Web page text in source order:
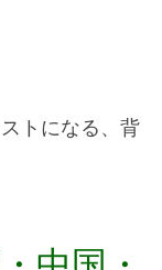
トになる、背